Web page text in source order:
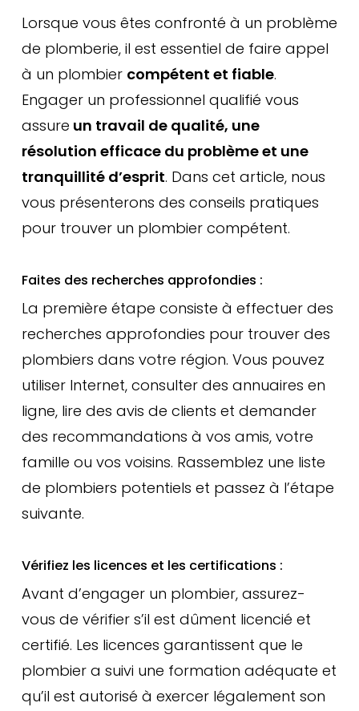
Lorsque vous êtes confronté à un problème
de plomberie, il est essentiel de faire appel
à un plombier compétent et fiable.
Engager un professionnel qualifié vous
assure un travail de qualité, une
résolution efficace du problème et une
tranquillité d’esprit. Dans cet article, nous
vous présenterons des conseils pratiques
pour trouver un plombier compétent.
Faites des recherches approfondies :
La première étape consiste à effectuer des
recherches approfondies pour trouver des
plombiers dans votre région. Vous pouvez
utiliser Internet, consulter des annuaires en
ligne, lire des avis de clients et demander
des recommandations à vos amis, votre
famille ou vos voisins. Rassemblez une liste
de plombiers potentiels et passez à l’étape
suivante.
Vérifiez les licences et les certifications :
Avant d’engager un plombier, assurez-
vous de vérifier s’il est dûment licencié et
certifié. Les licences garantissent que le
plombier a suivi une formation adéquate et
qu’il est autorisé à exercer légalement son